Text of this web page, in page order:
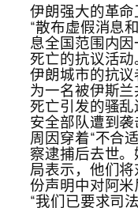
伊朗强大的革
“散布虚假消息
息全国范围内
死亡的抗议活
伊朗城市的抗
为一名被伊斯
死亡引发的骚
安全部队遭到
周因穿着“不合
察逮捕后去世
局表示，他们
份声明中对阿米
“我们已要求司